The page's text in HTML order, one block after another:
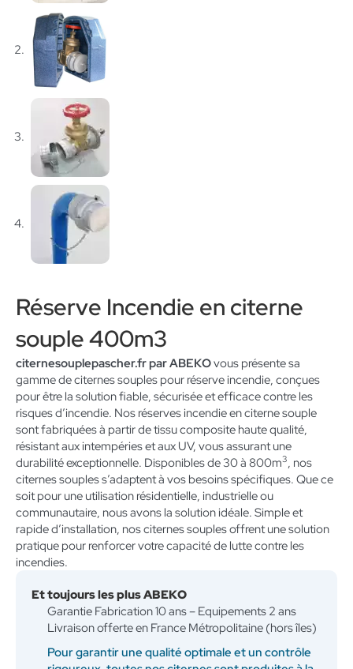
Réserve Incendie en citerne
souple 400m3
citernesouplepascher.fr par ABEKOvous présente sa
gamme de citernes souples pour réserve incendie, conçues
pour être la solution fiable, sécurisée et efficace contre les
risques d’incendie. Nos réserves incendie en citerne souple
sont fabriquées à partir de tissu composite haute qualité,
résistant aux intempéries et aux UV, vous assurant une
durabilité exceptionnelle. Disponibles de 30 à 800m3
, nos
citernes souples s’adaptent à vos besoins spécifiques. Que ce
soit pour une utilisation résidentielle, industrielle ou
communautaire, nous avons la solution idéale. Simple et
rapide d’installation, nos citernes souples offrent une solution
pratique pour renforcer votre capacité de lutte contre les
incendies.
Et toujours les plus ABEKO
Garantie Fabrication 10 ans – Equipements 2 ans
Livraison offerte en France Métropolitaine (hors îles)
Pour garantir une qualité optimale et un contrôle